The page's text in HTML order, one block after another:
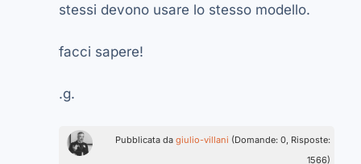
stessi devono usare lo stesso modello.
facci sapere!
.g.
Pubblicata da giulio-villani (Domande: 0, Risposte:
1566)